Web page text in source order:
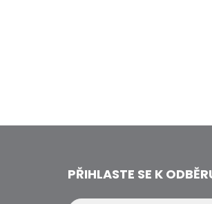
PŘIHLASTE SE K